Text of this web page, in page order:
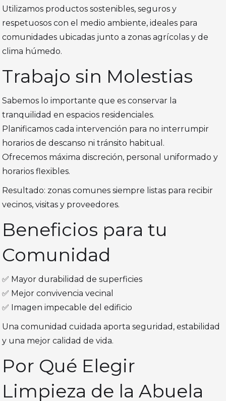
Utilizamos productos sostenibles, seguros y
respetuosos con el medio ambiente, ideales para
comunidades ubicadas junto a zonas agrícolas y de
clima húmedo.
Trabajo sin Molestias
Sabemos lo importante que es conservar la
tranquilidad en espacios residenciales.
Planificamos cada intervención para no interrumpir
horarios de descanso ni tránsito habitual.
Ofrecemos máxima discreción, personal uniformado y
horarios flexibles.
Resultado: zonas comunes siempre listas para recibir
vecinos, visitas y proveedores.
Beneficios para tu
Comunidad
✅ Mayor durabilidad de superficies
✅ Mejor convivencia vecinal
✅ Imagen impecable del edificio
Una comunidad cuidada aporta seguridad, estabilidad
y una mejor calidad de vida.
Por Qué Elegir
Limpieza de la Abuela